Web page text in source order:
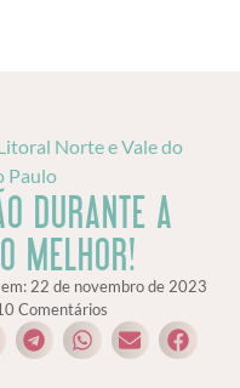
Norte e Vale do
Paulo
DURANTE A
MELHOR!
22 de novembro de 2023
Comentários